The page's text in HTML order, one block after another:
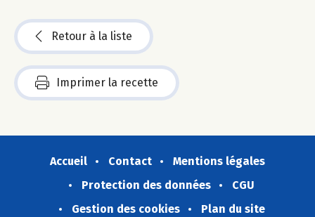
Retour à la liste
Imprimer la recette
Accueil Contact
Mentions légales
Protection des données
CGU
Gestion des cookies
Plan du site